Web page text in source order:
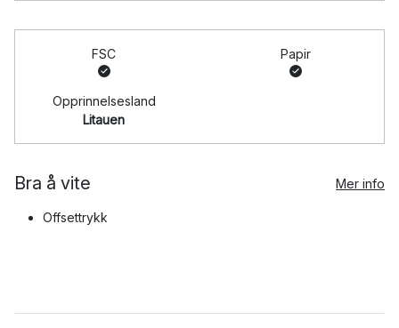
FSC Papir
Opprinnelsesland
Litauen
Bra å vite Mer info
Offsettrykk